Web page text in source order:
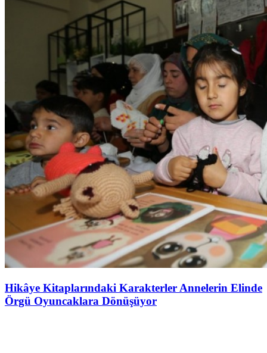
Hikâye Kitaplarındaki Karakterler Annelerin Elinde
Örgü Oyuncaklara Dönüşüyor